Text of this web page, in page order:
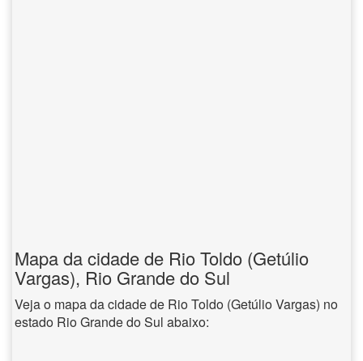
Mapa da cidade de Rio Toldo (Getúlio
Vargas), Rio Grande do Sul
Veja o mapa da cidade de Rio Toldo (Getúlio Vargas) no
estado Rio Grande do Sul abaixo: